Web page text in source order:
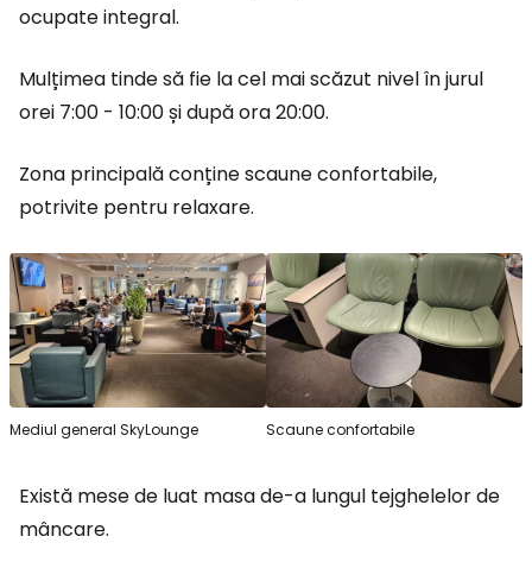
ocupate integral.
Mulțimea tinde să fie la cel mai scăzut nivel în jurul
orei 7:00 - 10:00 și după ora 20:00.
Zona principală conține scaune confortabile,
potrivite pentru relaxare.
Mediul general SkyLounge Scaune confortabile
Există mese de luat masa de-a lungul tejghelelor de
mâncare.